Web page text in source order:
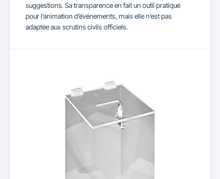
suggestions. Sa transparence en fait un outil pratique
pour l’animation d’événements, mais elle n’est pas
adaptée aux scrutins civils officiels.